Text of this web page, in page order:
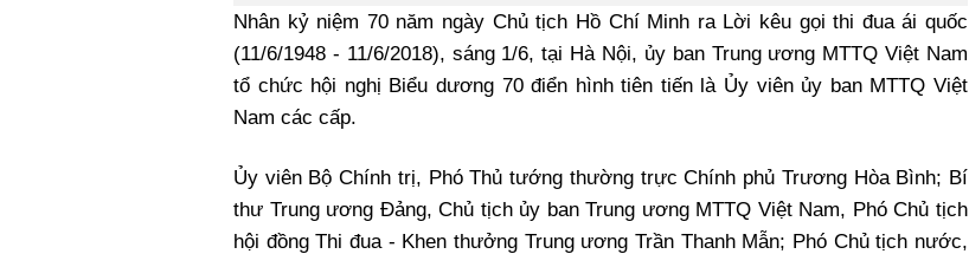
Nhân kỷ niệm 70 năm ngày Chủ tịch Hồ Chí Minh ra Lời kêu gọi thi đua ái quốc
(11/6/1948 - 11/6/2018), sáng 1/6, tại Hà Nội, ủy ban Trung ương MTTQ Việt Nam
tổ chức hội nghị Biểu dương 70 điển hình tiên tiến là Ủy viên ủy ban MTTQ Việt
Nam các cấp.
Ủy viên Bộ Chính trị, Phó Thủ tướng thường trực Chính phủ Trương Hòa Bình; Bí
thư Trung ương Đảng, Chủ tịch ủy ban Trung ương MTTQ Việt Nam, Phó Chủ tịch
hội đồng Thi đua - Khen thưởng Trung ương Trần Thanh Mẫn; Phó Chủ tịch nước,